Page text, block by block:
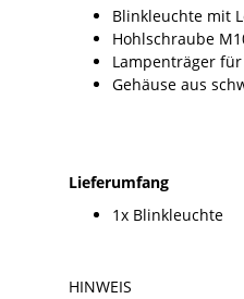
Blinkleuchte mit
Hohlschraube
Lampenträger
Gehäuse aus
Lieferumfang
1x Blinkleuchte
HINWEIS